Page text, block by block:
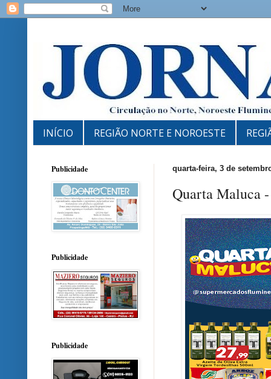
INÍCIO REGIÃO NORTE E NOROESTE
quarta-feira, 3 de
Quarta Maluca
Publicidade
Publicidade
Publicidade